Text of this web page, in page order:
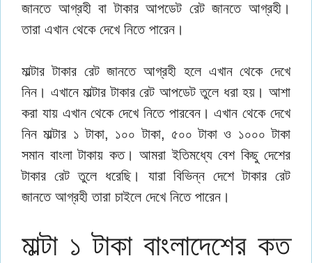
জানতে আগ্রহী বা টাকার আপডেট রেট জানতে আগ্রহী।
তারা এখান থেকে দেখে নিতে পারেন।
মাল্টার টাকার রেট জানতে আগ্রহী হলে এখান থেকে দেখে
নিন। এখানে মাল্টার টাকার রেট আপডেট তুলে ধরা হয়। আশা
করা যায় এখান থেকে দেখে নিতে পারবেন। এখান থেকে দেখে
নিন মাল্টার ১ টাকা, ১০০ টাকা, ৫০০ টাকা ও ১০০০ টাকা
সমান বাংলা টাকায় কত। আমরা ইতিমধ্যে বেশ কিছু দেশের
টাকার রেট তুলে ধরেছি। যারা বিভিন্ন দেশে টাকার রেট
জানতে আগ্রহী তারা চাইলে দেখে নিতে পারেন।
মাল্টা ১ টাকা বাংলাদেশের কত